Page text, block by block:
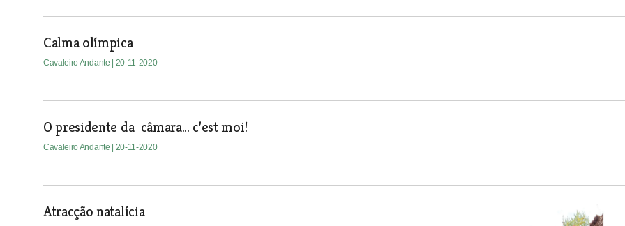
Calma olímpica
Cavaleiro Andante | 20-11-2020
O presidente da câmara... c’est moi!
Cavaleiro Andante | 20-11-2020
Atracção natalícia